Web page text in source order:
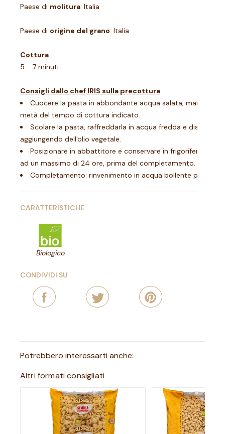
Paese di molitura: Italia
Paese di origine del grano: Italia
Cottura:
5 - 7 minuti
Consigli dallo chef IRIS sulla precottura:
Cuocere la pasta in abbondante acqua salata,
metà del tempo di cottura indicato.
Scolare la pasta, raffreddarla in acqua fredda e
aggiungendo dell'olio vegetale.
Posizionare in abbattitore e conservare in frigorifero da 0-
ad un massimo di 24 ore, prima del completamento.
Completamento: rinvenimento in acqua bollente per 40-
CARATTERISTICHE
Biologico
CONDIVIDI SU
Potrebbero interessarti anche:
Altri formati consigliati